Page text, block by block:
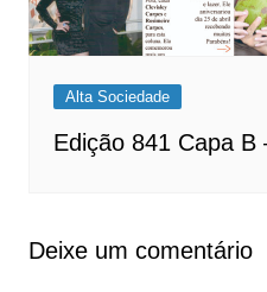
Alta Sociedade
Edição 841 Capa B
Deixe um comentário